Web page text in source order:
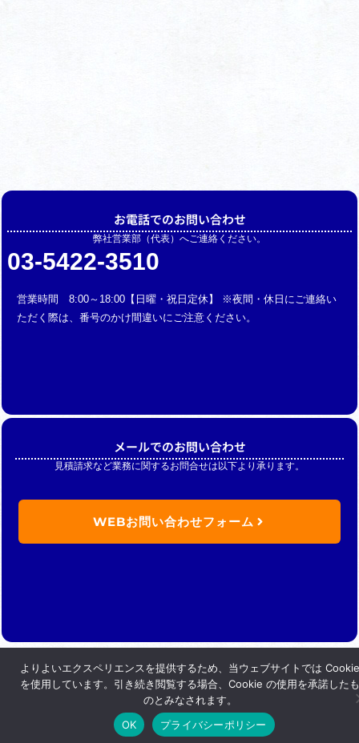
お電話でのお問い合わせ
弊社営業部（代表）へご連絡ください。
03-5422-3510
営業時間 8:00～18:00【日曜・祝日定休】 ※夜間・休日にご連絡い
ただく際は、番号のかけ間違いにご注意ください。
メールでのお問い合わせ
見積請求など業務に関するお問合せは以下より承ります。
WEBお問い合わせフォーム
Copyright (C) Nikkan merchandise .inc. All Rights Reserved.
よりよいエクスペリエンスを提供するため、当ウェブサイトでは Cookie
を使用しています。引き続き閲覧する場合、Cookie の使用を承諾したも
のとみなされます。
OK
プライバシーポリシー